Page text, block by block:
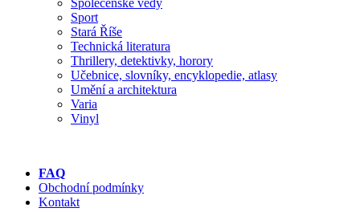
Sport
Stará Říše
Technická literatura
Thrillery, detektivky, horory
Učebnice, slovníky, encyklopedie, atlasy
Umění a architektura
Varia
Vinyl
FAQ
Obchodní podmínky
Kontakt